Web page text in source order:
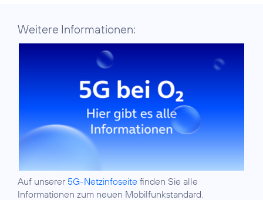
Weitere Informationen:
Auf unserer 5G-Netzinfoseite finden Sie alle
Informationen zum neuen Mobilfunkstandard.